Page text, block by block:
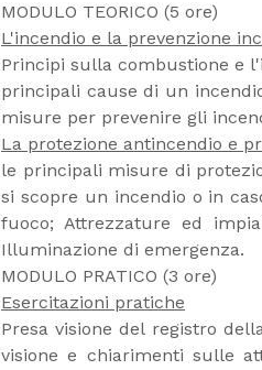
MODULO TEORICO (5 ore)
L'incendio e la prevenzione
Principi sulla combustione e
principali cause di un
misure per prevenire gli
La protezione antincendio e
le principali misure di
si scopre un incendio o in
fuoco; Attrezzature ed
Illuminazione di emergenza.
MODULO PRATICO (3 ore)
Esercitazioni pratiche
Presa visione del registro
visione e chiarimenti sulle